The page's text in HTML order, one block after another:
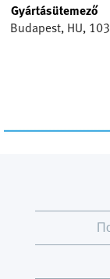
Gyártásütemező
Budapest, HU,